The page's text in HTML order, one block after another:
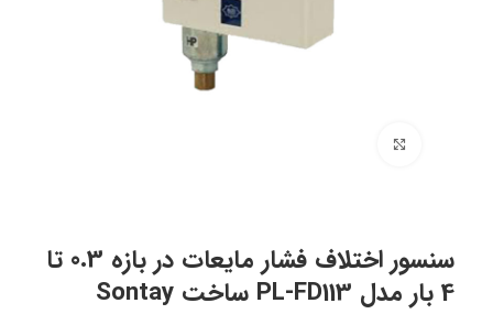
سنسور اختلاف فشار مایعات در بازه 0.3 تا
4 بار مدل PL-FD113 ساخت Sontay